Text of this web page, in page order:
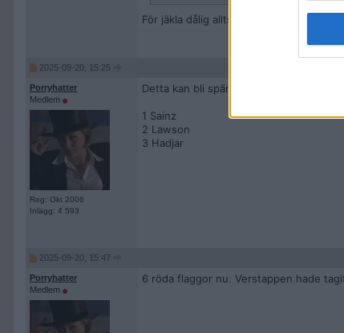
För jäkla dålig alltså! Missar q3 ännu en
2025-09-20, 15:25
Porryhatter
Medlem
Reg: Okt 2006
Inlägg: 4 593
Detta kan bli spännande om inte
1 Sainz
2 Lawson
3 Hadjar
2025-09-20, 15:47
Porryhatter
Medlem
6 röda flaggor nu. Verstappen hade